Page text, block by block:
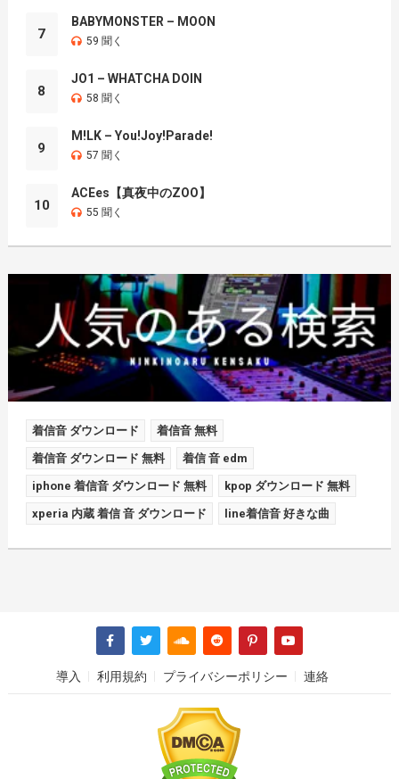
7
BABYMONSTER – MOON
59 聞く
8
JO1 – WHATCHA DOIN
58 聞く
9
M!LK – You!Joy!Parade!
57 聞く
10
ACEes【真夜中のZOO】
55 聞く
着信音 ダウンロード 着信音 無料
着信音 ダウンロード 無料 着信 音 edm
iphone 着信音 ダウンロード 無料 kpop ダウンロード 無料
xperia 内蔵 着信 音 ダウンロード line着信音 好きな曲
導入 利用規約 プライバシーポリシー 連絡